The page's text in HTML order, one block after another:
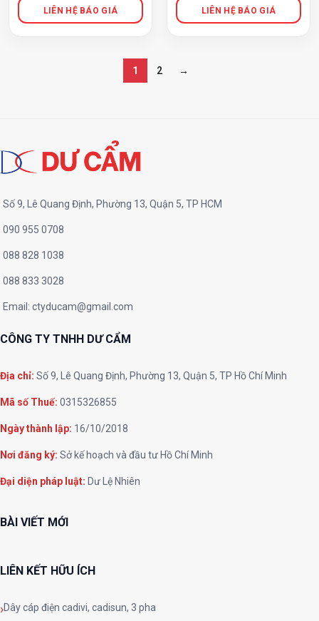
1 2 →
Số 9, Lê Quang Định, Phường 13, Quận 5, TP HCM
090 955 0708
088 828 1038
088 833 3028
Email: ctyducam@gmail.com
CÔNG TY TNHH DƯ CẨM
Địa chỉ: Số 9, Lê Quang Định, Phường 13, Quận 5, TP Hồ Chí Minh
Mã số Thuế: 0315326855
Ngày thành lập: 16/10/2018
Nơi đăng ký: Sở kế hoạch và đầu tư Hồ Chí Minh
Đại diện pháp luật: Dư Lệ Nhiên
BÀI VIẾT MỚI
LIÊN KẾT HỮU ÍCH
Dây cáp điện cadivi, cadisun, 3 pha